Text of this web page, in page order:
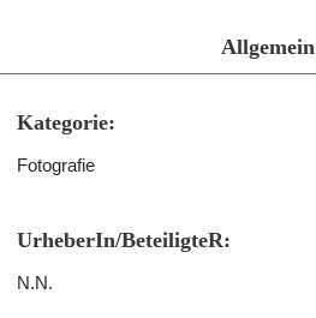
Allgemein
Kategorie:
Fotografie
UrheberIn/BeteiligteR:
N.N.